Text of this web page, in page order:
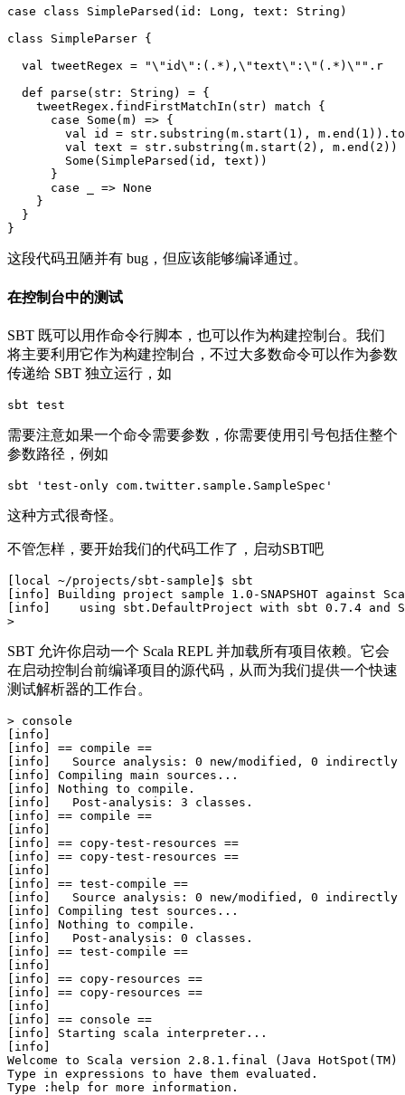
case class SimpleParsed(id: Long, text: String)
class SimpleParser {
  val tweetRegex = "\"id\":(.*),\"text\":\"(.*)\"".r
  def parse(str: String) = {
    tweetRegex.findFirstMatchIn(str) match {
      case Some(m) => {
val id = str.substring(m.start(1),
        val text = str.substring(m.start(2), m.end(2))
        Some(SimpleParsed(id, text))
      }
      case _ => None
    }
  }
这段代码丑陋并有 bug，但应该能够编译通过。
在控制台中的测试
SBT 既可以用作命令行脚本，也可以作为构建控制台。我们
将主要利用它作为构建控制台，不过大多数命令可以作为参数
传递给 SBT 独立运行，如
需要注意如果一个命令需要参数，你需要使用引号包括住整个
参数路径，例如
这种方式很奇怪。
不管怎样，要开始我们的代码工作了，启动SBT吧
[local ~/projects/sbt-sample]$ sbt
[info] Building project sample 1.0-SNAPSHOT against
[info]    using sbt.DefaultProject with sbt 0.7.4 and
SBT 允许你启动一个 Scala REPL 并加载所有项目依赖。它会
在启动控制台前编译项目的源代码，从而为我们提供一个快速
测试解析器的工作台。
> console
[info]
[info] == compile ==
[info]   Source analysis: 0 new/modified, 0 indirectly
[info] Compiling main sources...
[info] Nothing to compile.
[info]   Post-analysis: 3 classes.
[info] == compile ==
[info]
[info] == copy-test-resources ==
[info] == copy-test-resources ==
[info]
[info] == test-compile ==
[info]   Source analysis: 0 new/modified, 0 indirectly
[info] Compiling test sources...
[info] Nothing to compile.
[info]   Post-analysis: 0 classes.
[info] == test-compile ==
[info]
[info] == copy-resources ==
[info] == copy-resources ==
[info]
[info] == console ==
[info] Starting scala interpreter...
[info]
Welcome to Scala version 2.8.1.final (Java
Type in expressions to have them evaluated.
Type :help for more information.